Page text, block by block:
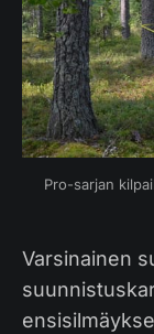
Pro-sarjan
Varsinainen